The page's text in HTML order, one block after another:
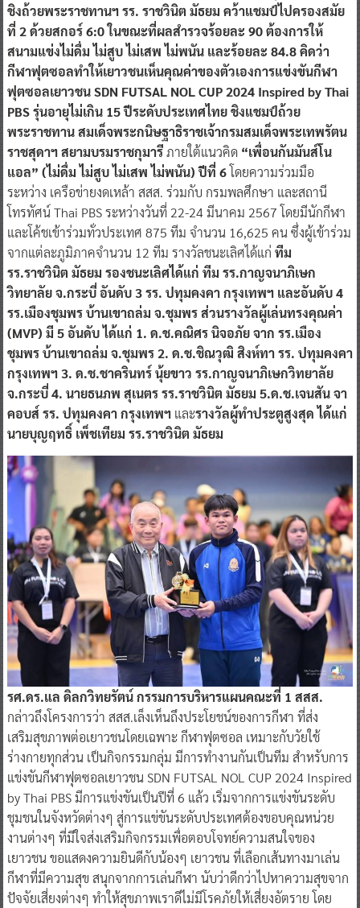
ชิงถ้วยพระราชทานฯ รร. ราชวินิต มัธยม คว้าแชมป์ไปครองสมัย
ที่ 2 ด้วยสกอร์ 6:0 ในขณะที่ผลสำรวจร้อยละ 90 ต้องการให้
สนามแข่งไม่ดื่ม ไม่สูบ ไม่เสพ ไม่พนัน และร้อยละ 84.8 คิดว่า
กีฬาฟุตซอลทำให้เยาวชนเห็นคุณค่าของตัวเองการแข่งขันกีฬา
ฟุตซอลเยาวชน SDN FUTSAL NOL CUP 2024 Inspired by Thai
PBS รุ่นอายุไม่เกิน 15 ปีระดับประเทศไทย ชิงแชมป์ถ้วย
พระราชทาน สมเด็จพระกนิษฐาธิราชเจ้ากรมสมเด็จพระเทพรัตน
ราชสุดาฯ สยามบรมราชกุมารีภายใต้แนวคิด “เพื่อนกันมันส์โน
แอล” (ไม่ดื่ม ไม่สูบ ไม่เสพ ไม่พนัน) ปีที่ 6 โดยความร่วมมือ
ระหว่าง เครือข่ายงดเหล้า สสส. ร่วมกับ กรมพลศึกษา และสถานี
โทรทัศน์ Thai PBS ระหว่างวันที่ 22-24 มีนาคม 2567 โดยมีนักกีฬา
และโค้ชเข้าร่วมทั่วประเทศ 875 ทีม จำนวน 16,625 คน ซึ่งผู้เข้าร่วม
จากแต่ละภูมิภาคจำนวน 12 ทีม รางวัลชนะเลิศได้แก่ ทีม
รร.ราชวินิต มัธยม รองชนะเลิศได้แก่ ทีม รร.กาญจนาภิเษก
วิทยาลัย จ.กระบี่ อันดับ 3 รร. ปทุมคงคา กรุงเทพฯ และอันดับ 4
รร.เมืองชุมพร บ้านเขาถล่ม จ.ชุมพร ส่วนรางวัลผู้เล่นทรงคุณค่า
(MVP) มี 5 อันดับ ได้แก่ 1. ด.ช.คณิศร นิจอภัย จาก รร.เมือง
ชุมพร บ้านเขาถล่ม จ.ชุมพร 2. ด.ช.ชิณวุฒิ สิงห์ทา รร. ปทุมคงคา
กรุงเทพฯ 3. ด.ช.ชาครินทร์ นุ้ยขาว รร.กาญจนาภิเษกวิทยาลัย
จ.กระบี่ 4. นายธนภพ สุเนตร รร.ราชวินิต มัธยม 5.ด.ช.เจนสัน จา
คอบส์ รร. ปทุมคงคา กรุงเทพฯ และรางวัลผู้ทำประตูสูงสุด ได้แก่
นายบุญฤทธิ์ เพ็ชเทียม รร.ราชวินิต มัธยม
รศ.ดร.แล ดิลกวิทยรัตน์ กรรมการบริหารแผนคณะที่ 1 สสส.
กล่าวถึงโครงการว่า สสส.เล็งเห็นถึงประโยชน์ของการกีฬา ที่ส่ง
เสริมสุขภาพต่อเยาวชนโดยเฉพาะ กีฬาฟุตซอล เหมาะกับวัยใช้
ร่างกายทุกส่วน เป็นกิจกรรมกลุ่ม มีการทำงานกันเป็นทีม สำหรับการ
แข่งขันกีฬาฟุตซอลเยาวชน SDN FUTSAL NOL CUP 2024 Inspired
by Thai PBS มีการแข่งขันเป็นปีที่ 6 แล้ว เริ่มจากการแข่งขันระดับ
ชุมชนในจังหวัดต่างๆ สู่การแข่ขันระดับประเทศต้องขอบคุณหน่วย
งานต่างๆ ที่มีใจส่งเสริมกิจกรรมเพื่อตอบโจทย์ความสนใจของ
เยาวชน ขอแสดงความยินดีกับน้องๆ เยาวชน ที่เลือกเส้นทางมาเล่น
กีฬาที่มีความสุข สนุกจากการเล่นกีฬา นับว่าดีกว่าไปหาความสุขจาก
ปัจจัยเสี่ยงต่างๆ ทำให้สุขภาพเราดีไม่มีโรคภัยให้เสี่ยงอัตราย โดย